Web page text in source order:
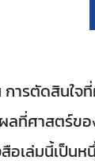
การตัดสินใ
ลที่ศาสตร์ข
อเล่มนี้เป็นห